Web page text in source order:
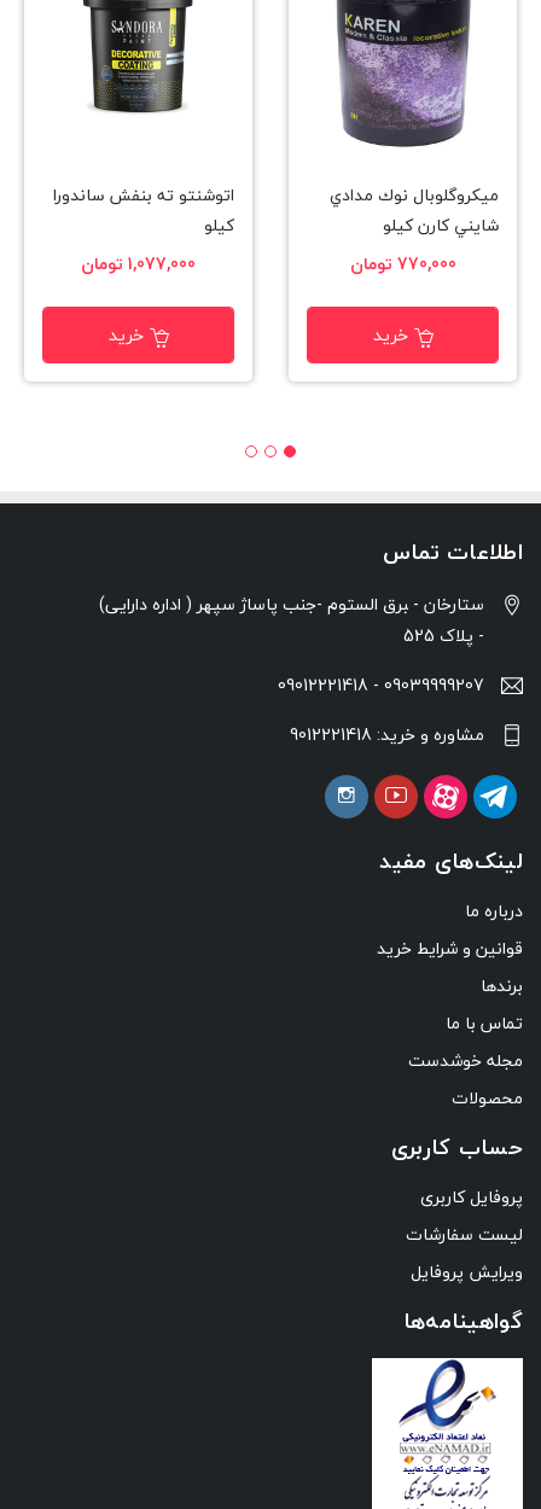
ميكروگلوبال نوك مدادي
شايني كارن كيلو
770,000 تومان
خرید
اتوشنتو ته بنفش ساندورا
کیلو
1,077,000 تومان
خرید
اطلاعات تماس
ستارخان - ‍برق الستوم -جنب پاساژ سپهر ( اداره دارایی)
- پلاک 525
09039999207 - 09012221418
مشاوره و خرید: 9012221418
لینک‌های مفید
درباره ما
قوانین و شرایط خرید
برندها
تماس با ما
مجله خوشدست
محصولات
حساب کاربری
پروفایل کاربری
لیست سفارشات
ویرایش پروفایل
گواهینامه‌ها